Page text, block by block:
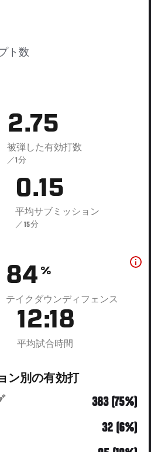
ト数
2.75
被弾した有効打数
／1分
0.15
平均サブミッション
／15分
84 %
テイクダウンディフェンス
12:18
平均試合時間
ン別の有効打
383 (75%)
32 (6%)